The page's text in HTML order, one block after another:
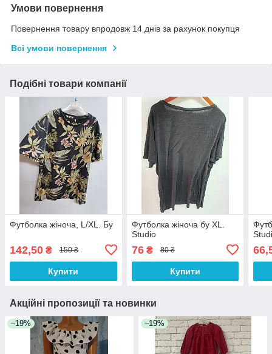
Умови повернення
Повернення товару впродовж 14 днів за рахунок покупця
Всі умови повернення
Подібні товари компанії
Футболка жіноча, L/XL. Бу
142,50 ₴ 150 ₴
Купити
Футболка жіноча бу XL.
Studio
76₴ 80 ₴
Купити
Акційні пропозиції та новинки
–19% –19%